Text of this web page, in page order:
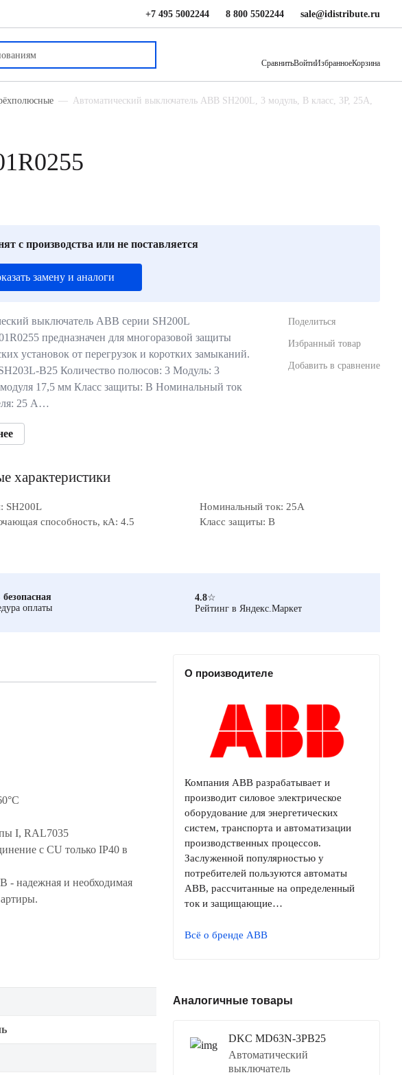
+7 495 5002244 8 800 5502244 sale@idistribute.ru
СравнитьВойтиИзбранноеКорзина
Автоматический выключатель ABB SH200L, 3 модуль, B класс, 3P, 25А,
с производства или не поставляется
замену и аналоги
выключатель ABB серии SH200L
предназначен для многоразовой защиты
установок от перегрузок и коротких замыканий.
B25 Количество полюсов: 3 Модуль: 3
17,5 мм Класс защиты: B Номинальный ток
25 А…
Поделиться
Избранный товар
Добавить в сравнение
характеристики
SH200L
Номинальный ток: 25А
способность, кА: 4.5
Класс защиты: B
безопасная
оплаты
4.8☆
Рейтинг в Яндекс.Маркет
I, RAL7035
с CU только IP40 в
- надежная и необходимая
О производителе
Компания ABB разрабатывает и
производит силовое электрическое
оборудование для энергетических
систем, транспорта и автоматизации
производственных процессов.
Заслуженной популярностью у
потребителей пользуются автоматы
ABB, рассчитанные на определенный
ток и защищающие…
Всё о бренде ABB
Аналогичные товары
DKC MD63N-3PB25
Автоматический
выключатель